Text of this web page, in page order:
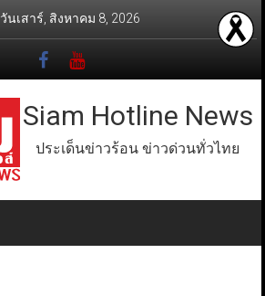
วันเสาร์, สิงหาคม 8, 2026
Siam Hotline News
ประเด็นข่าวร้อน ข่าวด่วนทั่วไทย